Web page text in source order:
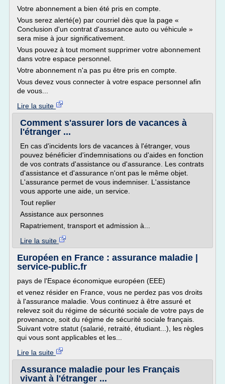
Votre abonnement a bien été pris en compte.
Vous serez alerté(e) par courriel dès que la page «
Conclusion d'un contrat d'assurance auto ou véhicule »
sera mise à jour significativement.
Vous pouvez à tout moment supprimer votre abonnement
dans votre espace personnel.
Votre abonnement n'a pas pu être pris en compte.
Vous devez vous connecter à votre espace personnel afin
de vous...
Lire la suite
Comment s'assurer lors de vacances à
l'étranger ...
En cas d'incidents lors de vacances à l'étranger, vous
pouvez bénéficier d'indemnisations ou d'aides en fonction
de vos contrats d'assistance ou d'assurance. Les contrats
d'assistance et d'assurance n'ont pas le même objet.
L'assurance permet de vous indemniser. L'assistance
vous apporte une aide, un service.
Tout replier
Assistance aux personnes
Rapatriement, transport et admission à...
Lire la suite
Européen en France : assurance maladie |
service-public.fr
pays de l'Espace économique européen (EEE)
et venez résider en France, vous ne perdez pas vos droits
à l'assurance maladie. Vous continuez à être assuré et
relevez soit du régime de sécurité sociale de votre pays de
provenance, soit du régime de sécurité sociale français.
Suivant votre statut (salarié, retraité, étudiant...), les règles
qui vous sont applicables et les...
Lire la suite
Assurance maladie pour les Français
vivant à l'étranger ...